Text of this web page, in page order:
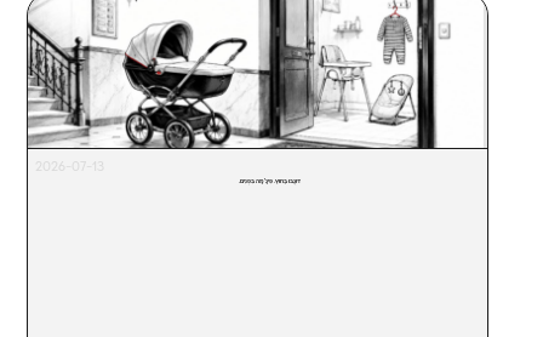
2026-07-13
דּוּגֲבּוּ בַּחוּץ. פִּיגָ'מָה בִּפְנִים.